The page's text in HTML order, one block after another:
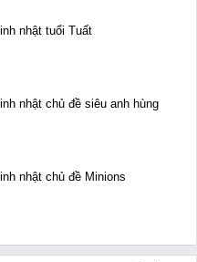
nhật tuổi Tuất
nhật chủ đề siêu anh hùng
nhật chủ đề Minions